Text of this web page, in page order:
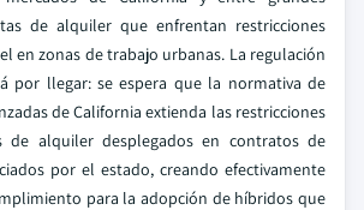
de alquiler que enfrentan restricciones
en zonas de trabajo urbanas. La regulación
por llegar: se espera que la normativa de
de California extienda las restricciones
de alquiler desplegados en contratos de
por el estado, creando efectivamente
para la adopción de híbridos que